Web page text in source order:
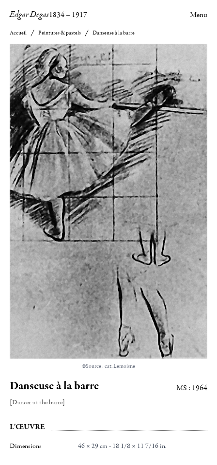
Edgar Degas1834– 1917 Menu
Accueil Peintures & pastels Danseuse à la barre
©Source : cat. Lemoisne
Danseuse à la barre
[Dancer at the barre]
MS : 1964
L'ŒUVRE
Dimensions 46 × 29 cm - 18 1/8 × 11 7/16 in.